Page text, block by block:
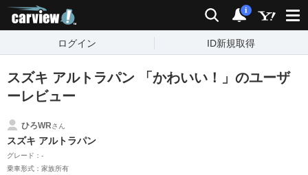
検索 通知
i
ログイン ID新規取得
スズキ アルトラパン 「かわいい！」のユーザ
ーレビュー
ひろWRさん
スズキ アルトラパン
グレード：-
乗車形式：家族所有